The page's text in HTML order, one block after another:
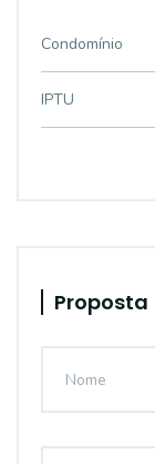
Condomínio
IPTU
Proposta